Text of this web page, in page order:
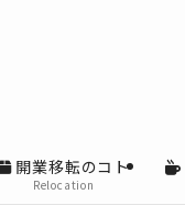
開業移転のコト
Relocation